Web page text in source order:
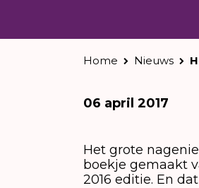
Home Nieuws
06 april 2017
Het grote
boekje gemaakt
2016 editie. En